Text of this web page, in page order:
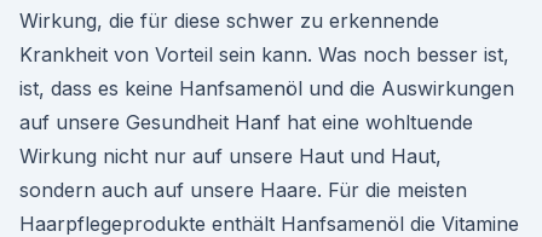
Wirkung, die für diese schwer zu erkennende
Krankheit von Vorteil sein kann. Was noch besser ist,
ist, dass es keine Hanfsamenöl und die Auswirkungen
auf unsere Gesundheit Hanf hat eine wohltuende
Wirkung nicht nur auf unsere Haut und Haut,
sondern auch auf unsere Haare. Für die meisten
Haarpflegeprodukte enthält Hanfsamenöl die Vitamine